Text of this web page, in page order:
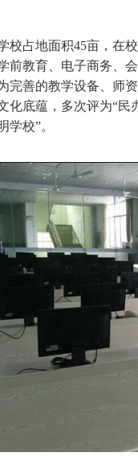
校占地面积45亩，在
前教育、电子商务、
完善的教学设备、师
化底蕴，多次评为“民
学校”。